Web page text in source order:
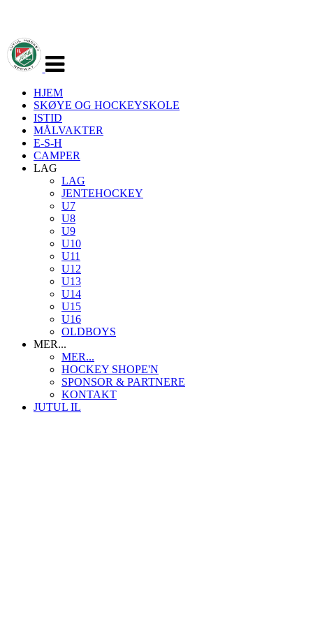
navigasjon
HJEM
SKØYE OG HOCKEYSKOLE
ISTID
MÅLVAKTER
E-S-H
CAMPER
LAG
LAG
JENTEHOCKEY
U7
U8
U9
U10
U11
U12
U13
U14
U15
U16
OLDBOYS
MER...
MER...
HOCKEY SHOPE'N
SPONSOR & PARTNERE
KONTAKT
JUTUL IL